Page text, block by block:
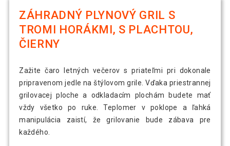
ZÁHRADNÝ PLYNOVÝ GRIL S
TROMI HORÁKMI, S PLACHTOU,
ČIERNY
Zažite čaro letných večerov s priateľmi pri dokonale
pripravenom jedle na štýlovom grile. Vďaka priestrannej
grilovacej ploche a odkladacím plochám budete mať
vždy všetko po ruke. Teplomer v poklope a ľahká
manipulácia zaistí, že grilovanie bude zábava pre
každého.